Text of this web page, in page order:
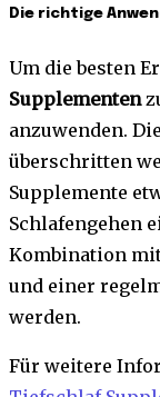
Die richtige
Um die besten
Supplementen
anzuwenden.
überschritten
Supplemente
Schlafengehen
Kombination
und einer
werden.
Für weitere